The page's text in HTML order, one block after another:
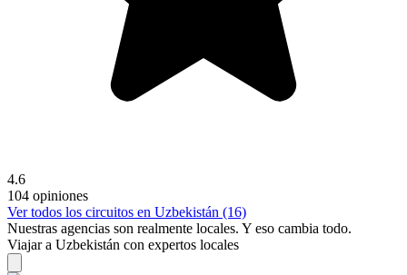
4.6
104 opiniones
Ver todos los circuitos en Uzbekistán (16)
Nuestras agencias son realmente locales. Y eso cambia todo.
Viajar a Uzbekistán con expertos locales